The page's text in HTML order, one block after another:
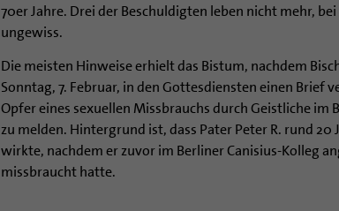
70er Jahre. Drei der Beschuldigten leben nicht mehr,
ungewiss.
Die meisten Hinweise erhielt das Bistum, nachdem
Sonntag, 7. Februar, in den Gottesdiensten einen Brief
Opfer eines sexuellen Missbrauchs durch Geistliche im
zu melden. Hintergrund ist, dass Pater Peter R. rund
wirkte, nachdem er zuvor im Berliner Canisius-Kolleg
missbraucht hatte.